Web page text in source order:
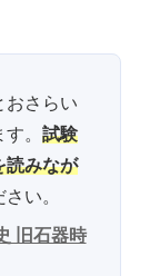
おさらい
。 試験
読みなが
い。
旧石器時